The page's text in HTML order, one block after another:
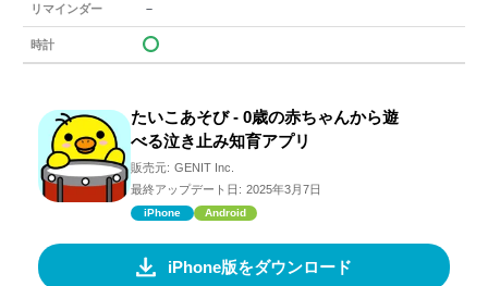
リマインダー －
時計
たいこあそび - 0歳の赤ちゃんから遊
べる泣き止み知育アプリ
販売元: GENIT Inc.
最終アップデート日: 2025年3月7日
iPhone Android
iPhone版をダウンロード